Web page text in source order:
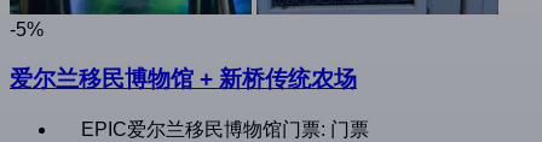
-5%
爱尔兰移民博物馆 + 新桥传统农场
EPIC爱尔兰移民博物馆门票: 门票